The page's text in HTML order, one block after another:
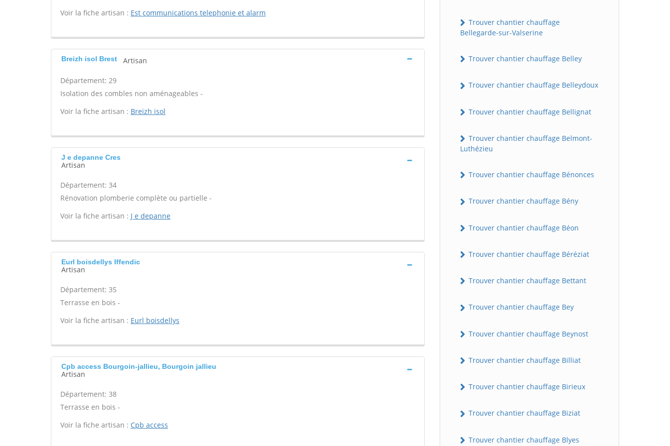
Voir la fiche artisan : Est communications telephonie et alarm
Breizh isol Brest Artisan
Département: 29
Isolation des combles non aménageables -
Voir la fiche artisan : Breizh isol
J e depanne Cres
Artisan
Département: 34
Rénovation plomberie complète ou partielle -
Voir la fiche artisan : J e depanne
Eurl boisdellys Iffendic
Artisan
Département: 35
Terrasse en bois -
Voir la fiche artisan : Eurl boisdellys
Cpb access Bourgoin-jallieu, Bourgoin jallieu
Artisan
Département: 38
Terrasse en bois -
Voir la fiche artisan : Cpb access
Trouver chantier chauffage
Bellegarde-sur-Valserine
Trouver chantier chauffage Belley
Trouver chantier chauffage Belleydoux
Trouver chantier chauffage Bellignat
Trouver chantier chauffage Belmont-
Luthézieu
Trouver chantier chauffage Bénonces
Trouver chantier chauffage Bény
Trouver chantier chauffage Béon
Trouver chantier chauffage Béréziat
Trouver chantier chauffage Bettant
Trouver chantier chauffage Bey
Trouver chantier chauffage Beynost
Trouver chantier chauffage Billiat
Trouver chantier chauffage Birieux
Trouver chantier chauffage Biziat
Trouver chantier chauffage Blyes